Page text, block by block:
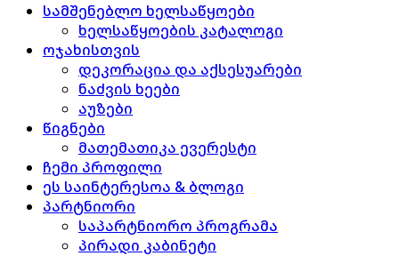
სამშენებლო ხელსაწყოები
ხელსაწყოების კატალოგი
ოჯახისთვის
დეკორაცია და აქსესუარები
ნაძვის ხეები
აუზები
წიგნები
მათემათიკა ევერესტი
ჩემი პროფილი
ეს საინტერესოა & ბლოგი
პარტნიორი
საპარტნიორო პროგრამა
პირადი კაბინეტი